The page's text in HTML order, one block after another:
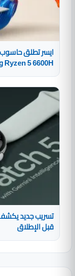
Ryzen 5 6600H وذاكرة 16 ...
قبل الإطلاق